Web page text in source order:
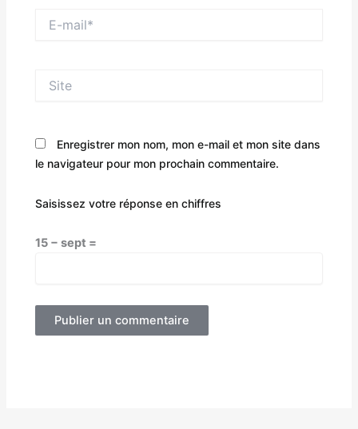
mail*
Enregistrer mon nom, mon e-mail et mon site dans
le navigateur pour mon prochain commentaire.
Saisissez votre réponse en chiffres
15 − sept =